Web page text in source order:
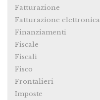
Fatturazione
Fatturazione elettronica
Finanziamenti
Fiscale
Fiscali
Fisco
Frontalieri
Imposte